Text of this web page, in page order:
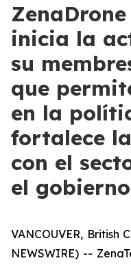
inicia la
su
que
en la
fortalece
con el
el gobierno
VANCOUVER, British
NEWSWIRE) --